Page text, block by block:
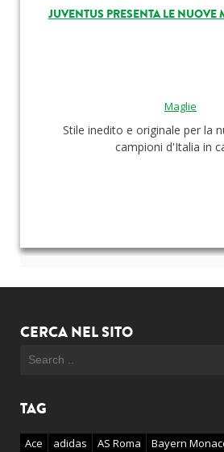
JUVENTUS PRESENTA LE NUOVE
Maglie
Stile inedito e originale per la
campioni d'Italia in
CERCA NEL SITO
TAG
Ace adidas AS Roma Bayern